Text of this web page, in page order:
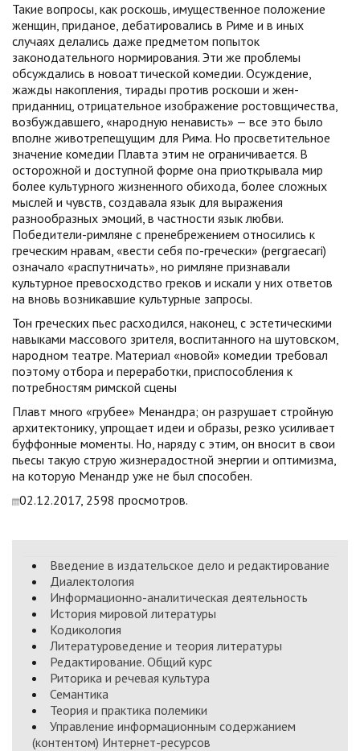
Такие вопросы, как роскошь, имущественное положение
женщин, приданое, дебатировались в Риме и в иных
случаях делались даже предметом попыток
законодательного нормирования. Эти же проблемы
обсуждались в новоаттической комедии. Осуждение,
жажды накопления, тирады против роскоши и жен-
приданниц, отрицательное изображение ростовщичества,
возбуждавшего, «народную ненависть» — все это было
вполне животрепещущим для Рима. Но просветительное
значение комедии Плавта этим не ограничивается. В
осторожной и доступной форме она приоткрывала мир
более культурного жизненного обихода, более сложных
мыслей и чувств, создавала язык для выражения
разнообразных эмоций, в частности язык любви.
Победители-римляне с пренебрежением относились к
греческим нравам, «вести себя по-гречески» (pergraecari)
означало «распутничать», но римляне признавали
культурное превосходство греков и искали у них ответов
на вновь возникавшие культурные запросы.
Тон греческих пьес расходился, наконец, с эстетическими
навыками массового зрителя, воспитанного на шутовском,
народном театре. Материал «новой» комедии требовал
поэтому отбора и переработки, приспособления к
потребностям римской сцены
Плавт много «грубее» Менандра; он разрушает стройную
архитектонику, упрощает идеи и образы, резко усиливает
буффонные моменты. Но, наряду с этим, он вносит в свои
пьесы такую струю жизнерадостной энергии и оптимизма,
на которую Менандр уже не был способен.
02.12.2017, 2598 просмотров.
Введение в издательское дело и редактирование
Диалектология
Информационно-аналитическая деятельность
История мировой литературы
Кодикология
Литературоведение и теория литературы
Редактирование. Общий курс
Риторика и речевая культура
Семантика
Теория и практика полемики
Управление информационным содержанием
(контентом) Интернет-ресурсов